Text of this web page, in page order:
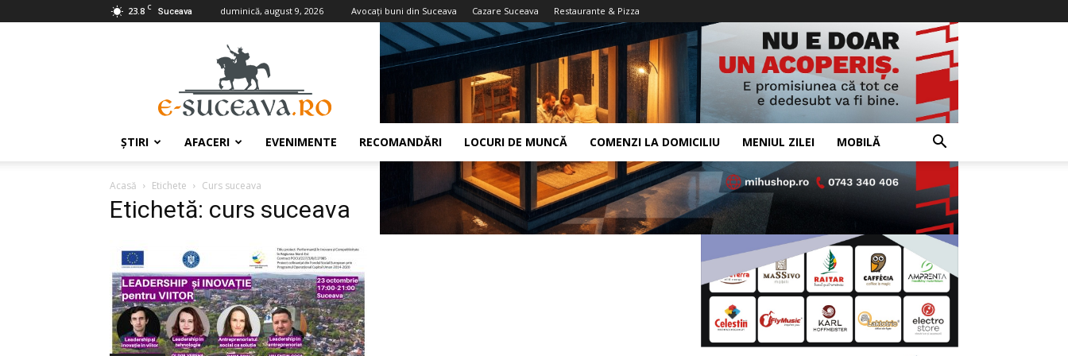
23.8 C Suceava duminică, august 9, 2026 Avocaţi buni din Suceava Cazare Suceava Restaurante & Pizza
ŞTIRI AFACERI EVENIMENTE RECOMANDĂRI LOCURI DE MUNCĂ COMENZI LA DOMICILIU MENIUL ZILEI MOBILĂ
Acasă Etichete Curs suceava
Etichetă: curs suceava